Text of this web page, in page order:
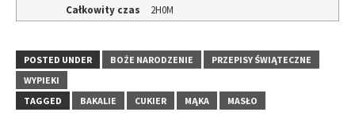
Całkowity czas 2H0M
POSTED UNDER BOŻE NARODZENIE
PRZEPISY ŚWIĄTECZNE
WYPIEKI
TAGGED
BAKALIE CUKIER MĄKA MASŁO